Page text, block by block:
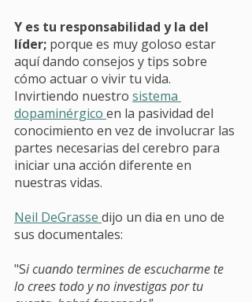
Y es tu responsabilidad y la del
líder; porque es muy goloso estar
aquí dando consejos y tips sobre
cómo actuar o vivir tu vida.
Invirtiendo nuestro sistema
dopaminérgico en la pasividad del
conocimiento en vez de involucrar las
partes necesarias del cerebro para
iniciar una acción diferente en
nuestras vidas.
Neil DeGrasse dijo un dia en uno de
sus documentales:
"Si cuando termines de escucharme te
lo crees todo y no investigas por tu